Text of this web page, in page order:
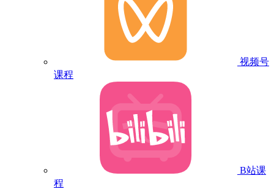
视频号
课程
B站课
程